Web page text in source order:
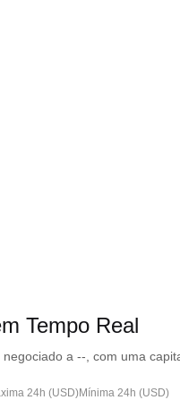
Tempo Real
a --, com uma
24h (USD)Mínima 24h (USD)